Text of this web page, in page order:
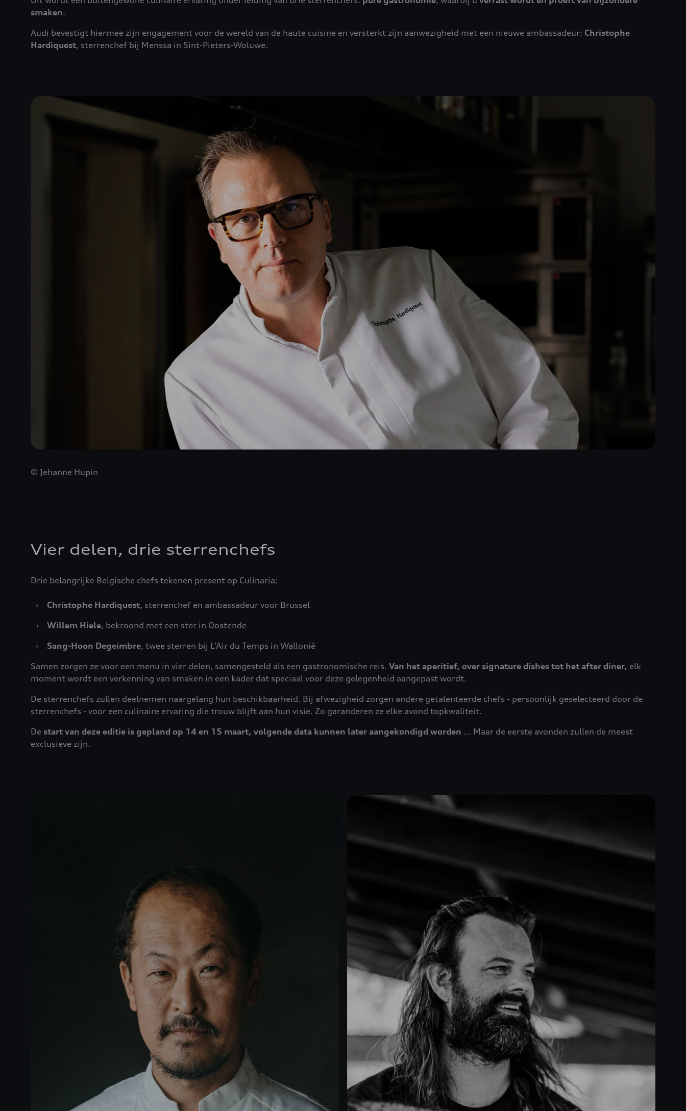
smaken.
Audi bevestigt hiermee zijn engagement voor de wereld van de haute cuisine en versterkt zijn aanwezigheid met een nieuwe ambassadeur: Christophe
Hardiquest, sterrenchef bij Menssa in Sint-Pieters-Woluwe.
© Jehanne Hupin
Vier delen, drie sterrenchefs
Drie belangrijke Belgische chefs tekenen present op Culinaria:
› Christophe Hardiquest, sterrenchef en ambassadeur voor Brussel
›
Willem Hiele, bekroond met een ster in Oostende
›
Sang-Hoon Degeimbre, twee sterren bij L’Air du Temps in Wallonië
Samen zorgen ze voor een menu in vier delen, samengesteld als een gastronomische reis. Van het aperitief, over signature dishes tot het after diner, elk
moment wordt een verkenning van smaken in een kader dat speciaal voor deze gelegenheid aangepast wordt.
De sterrenchefs zullen deelnemen naargelang hun beschikbaarheid. Bij afwezigheid zorgen andere getalenteerde chefs - persoonlijk geselecteerd door de
sterrenchefs - voor een culinaire ervaring die trouw blijft aan hun visie. Zo garanderen ze elke avond topkwaliteit.
De start van deze editie is gepland op 14 en 15 maart, volgende data kunnen later aangekondigd worden ... Maar de eerste avonden zullen de meest
exclusieve zijn.